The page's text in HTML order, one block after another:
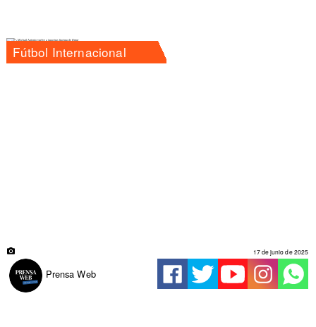
Fútbol Internacional
Prensa Web
17 de junio de 2025